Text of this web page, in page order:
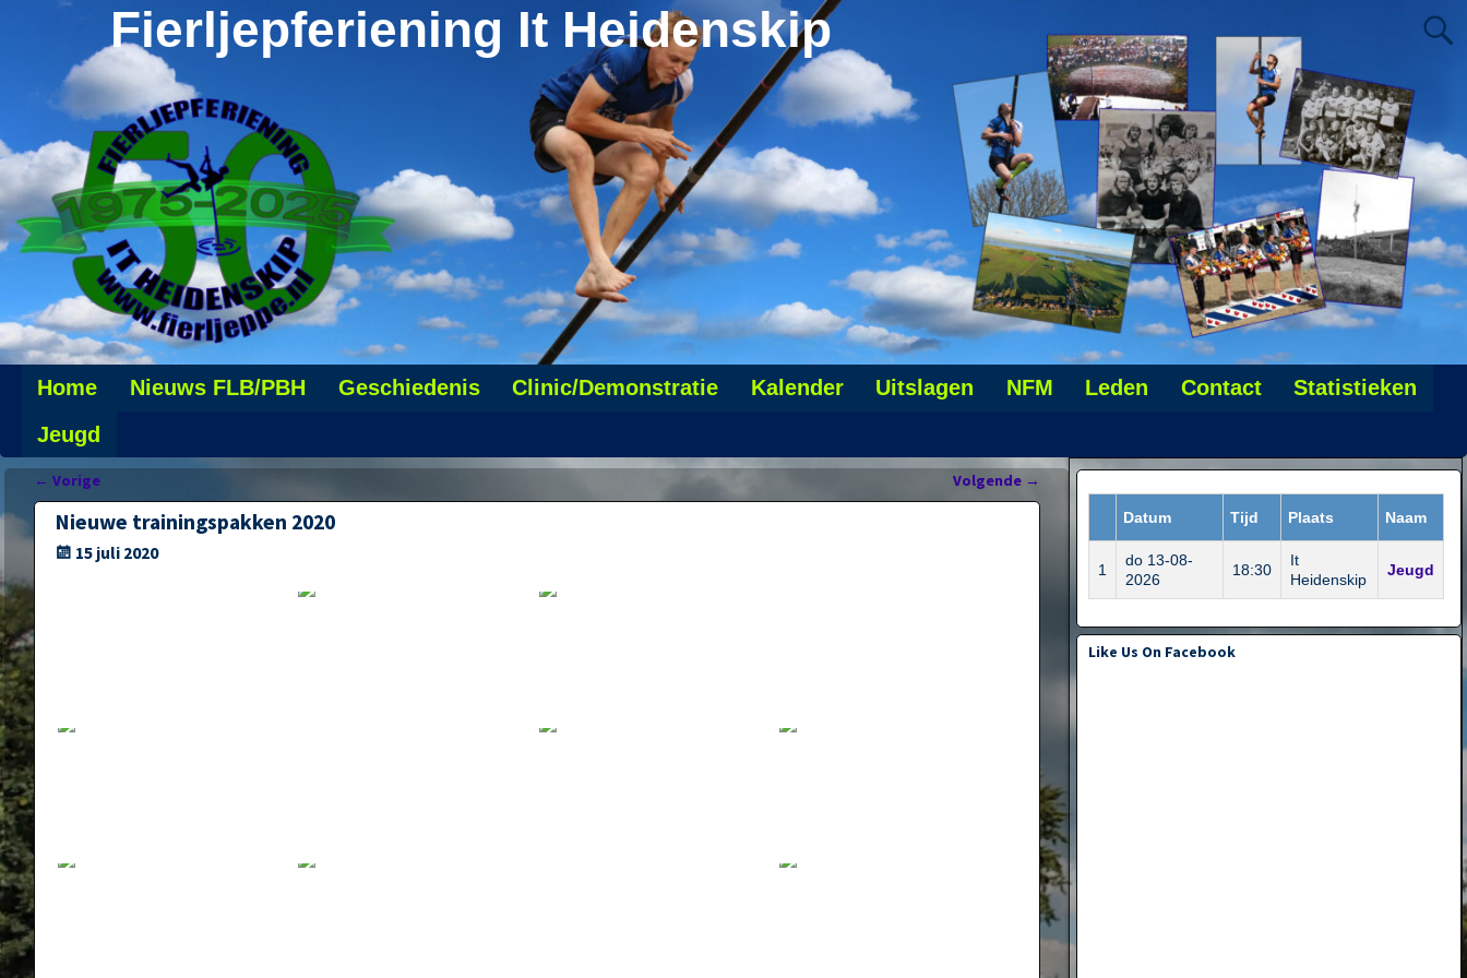
Fierljepferiening It Heidenskip
Home Nieuws FLB/PBH Geschiedenis Clinic/Demonstratie Kalender Uitslagen NFM Leden Contact
Statistieken
Jeugd
Bericht navigatie
← Vorige Volgende →
Nieuwe trainingspakken 2020
15 juli 2020
Datum Tijd Plaats Naam
1
do 13-08-
2026
18:30
It
Heidenskip
Jeugd
Like Us On Facebook